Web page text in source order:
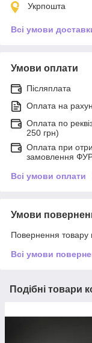
Укрпошта
Всі умови
Умови оплати
Післяплата
Оплата на
Оплата по
250 грн)
Оплата при
замовлення
Всі умови оплати
Умови
Повернення товару
Всі умови
Подібні товари